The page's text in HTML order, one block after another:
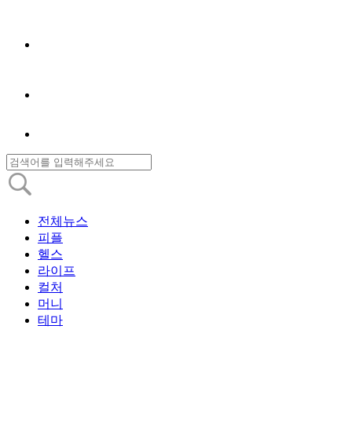
전체뉴스
피플
헬스
라이프
컬처
머니
테마